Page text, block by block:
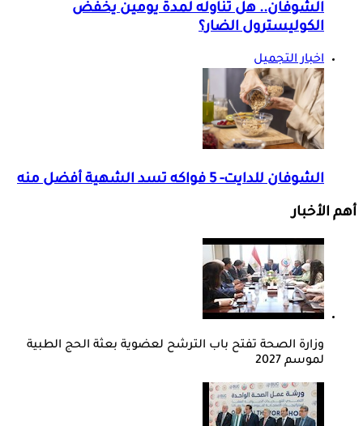
الشوفان.. هل تناوله لمدة يومين يخفض
الكوليسترول الضار؟
اخبار التجميل
الشوفان للدايت- 5 فواكه تسد الشهية أفضل منه
أهم الأخبار
وزارة الصحة تفتح باب الترشح لعضوية بعثة الحج الطبية
لموسم 2027